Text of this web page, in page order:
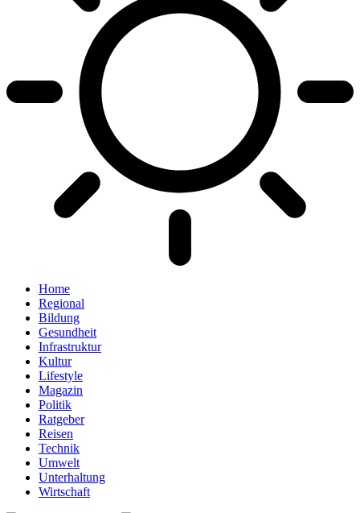
Home
Regional
Bildung
Gesundheit
Infrastruktur
Kultur
Lifestyle
Magazin
Politik
Ratgeber
Reisen
Technik
Umwelt
Unterhaltung
Wirtschaft